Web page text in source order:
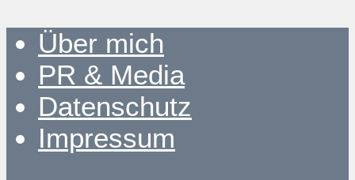
Über mich
PR & Media
Datenschutz
Impressum